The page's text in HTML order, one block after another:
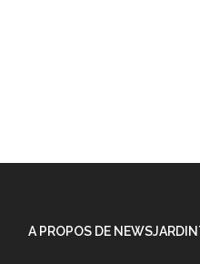
A PROPOS DE